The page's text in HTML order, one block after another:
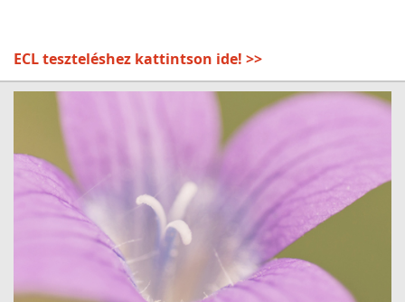
ECL teszteléshez kattintson ide! >>